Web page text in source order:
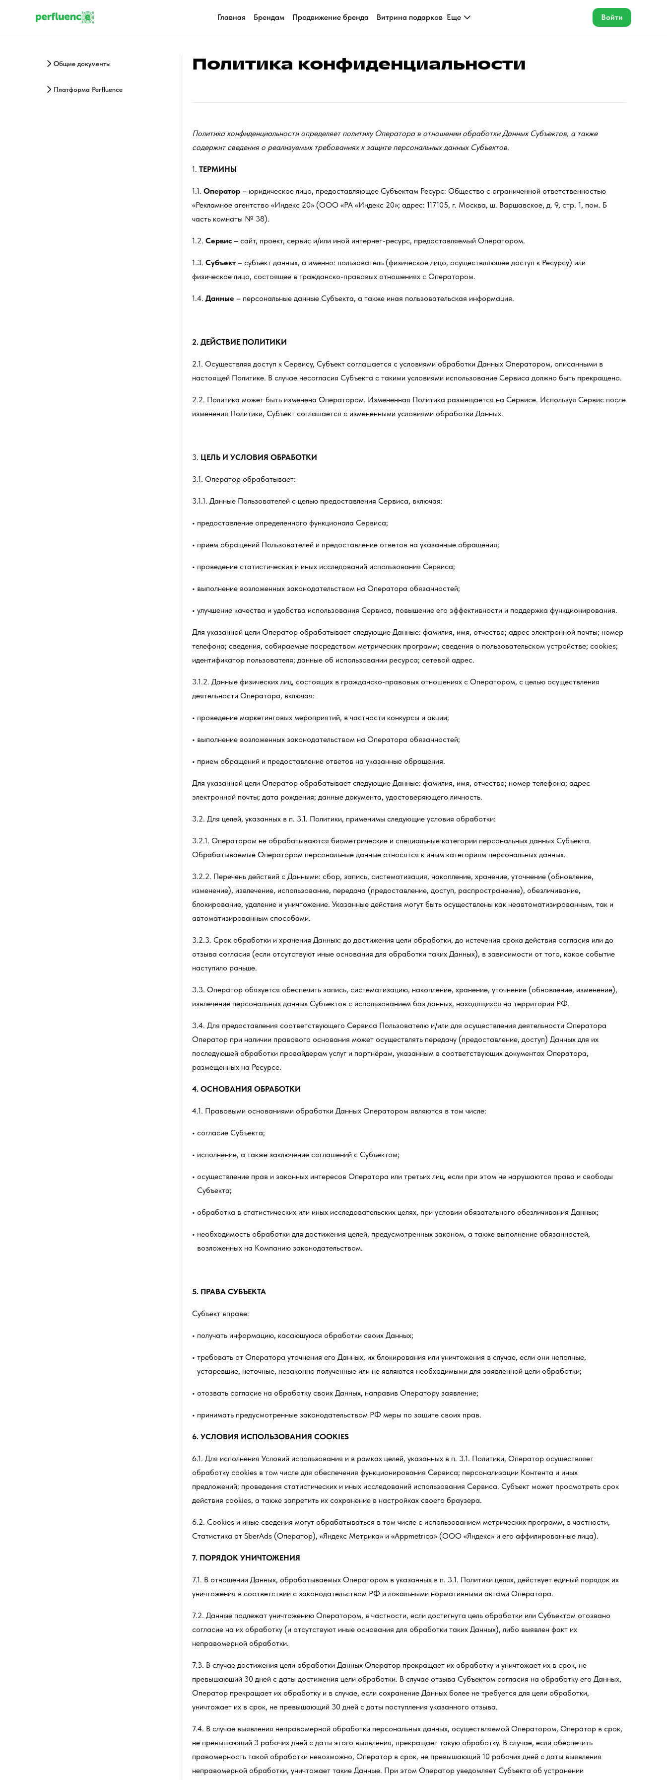
Главная Брендам Продвижение бренда Витрина подарков Еще Войти
Общие документы
Платформа Perfluence
Политика конфиденциальности
Политика конфиденциальности определяет политику Оператора в отношении обработки Данных Субъектов, а также
содержит сведения о реализуемых требованиях к защите персональных данных Субъектов.
1. ТЕРМИНЫ
1.1. Оператор – юридическое лицо, предоставляющее Субъектам Ресурс: Общество с ограниченной ответственностью
«Рекламное агентство «Индекс 20» (ООО «РА «Индекс 20»; адрес: 117105, г. Москва, ш. Варшавское, д. 9, стр. 1, пом. Б
часть комнаты № 38).
1.2. Сервис – сайт, проект, сервис и/или иной интернет-ресурс, предоставляемый Оператором.
1.3. Субъект – субъект данных, а именно: пользователь (физическое лицо, осуществляющее доступ к Ресурсу) или
физическое лицо, состоящее в гражданско-правовых отношениях с Оператором.
1.4. Данные – персональные данные Субъекта, а также иная пользовательская информация.
2. ДЕЙСТВИЕ ПОЛИТИКИ
2.1. Осуществляя доступ к Сервису, Субъект соглашается с условиями обработки Данных Оператором, описанными в
настоящей Политике. В случае несогласия Субъекта с такими условиями использование Сервиса должно быть прекращено.
2.2. Политика может быть изменена Оператором. Измененная Политика размещается на Сервисе. Используя Сервис после
изменения Политики, Субъект соглашается с измененными условиями обработки Данных.
3. ЦЕЛЬ И УСЛОВИЯ ОБРАБОТКИ
3.1. Оператор обрабатывает:
3.1.1. Данные Пользователей с целью предоставления Сервиса, включая:
предоставление определенного функционала Сервиса;
прием обращений Пользователей и предоставление ответов на указанные обращения;
проведение статистических и иных исследований использования Сервиса;
выполнение возложенных законодательством на Оператора обязанностей;
улучшение качества и удобства использования Сервиса, повышение его эффективности и поддержка функционирования.
Для указанной цели Оператор обрабатывает следующие Данные: фамилия, имя, отчество; адрес электронной почты; номер
телефона; сведения, собираемые посредством метрических программ; сведения о пользовательском устройстве; cookies;
идентификатор пользователя; данные об использовании ресурса; сетевой адрес.
3.1.2. Данные физических лиц, состоящих в гражданско-правовых отношениях с Оператором, с целью осуществления
деятельности Оператора, включая:
проведение маркетинговых мероприятий, в частности конкурсы и акции;
выполнение возложенных законодательством на Оператора обязанностей;
прием обращений и предоставление ответов на указанные обращения.
Для указанной цели Оператор обрабатывает следующие Данные: фамилия, имя, отчество; номер телефона; адрес
электронной почты; дата рождения; данные документа, удостоверяющего личность.
3.2. Для целей, указанных в п. 3.1. Политики, применимы следующие условия обработки:
3.2.1. Оператором не обрабатываются биометрические и специальные категории персональных данных Субъекта.
Обрабатываемые Оператором персональные данные относятся к иным категориям персональных данных.
3.2.2. Перечень действий с Данными: сбор, запись, систематизация, накопление, хранение, уточнение (обновление,
изменение), извлечение, использование, передача (предоставление, доступ, распространение), обезличивание,
блокирование, удаление и уничтожение. Указанные действия могут быть осуществлены как неавтоматизированным, так и
автоматизированным способами.
3.2.3. Срок обработки и хранения Данных: до достижения цели обработки, до истечения срока действия согласия или до
отзыва согласия (если отсутствуют иные основания для обработки таких Данных), в зависимости от того, какое событие
наступило раньше.
3.3. Оператор обязуется обеспечить запись, систематизацию, накопление, хранение, уточнение (обновление, изменение),
извлечение персональных данных Субъектов с использованием баз данных, находящихся на территории РФ.
3.4. Для предоставления соответствующего Сервиса Пользователю и/или для осуществления деятельности Оператора
Оператор при наличии правового основания может осуществлять передачу (предоставление, доступ) Данных для их
последующей обработки провайдерам услуг и партнёрам, указанным в соответствующих документах Оператора,
размещенных на Ресурсе.
4. ОСНОВАНИЯ ОБРАБОТКИ
4.1. Правовыми основаниями обработки Данных Оператором являются в том числе:
согласие Субъекта;
исполнение, а также заключение соглашений с Субъектом;
осуществление прав и законных интересов Оператора или третьих лиц, если при этом не нарушаются права и свободы
Субъекта;
обработка в статистических или иных исследовательских целях, при условии обязательного обезличивания Данных;
необходимость обработки для достижения целей, предусмотренных законом, а также выполнение обязанностей,
возложенных на Компанию законодательством.
5. ПРАВА СУБЪЕКТА
Субъект вправе:
получать информацию, касающуюся обработки своих Данных;
требовать от Оператора уточнения его Данных, их блокирования или уничтожения в случае, если они неполные,
устаревшие, неточные, незаконно полученные или не являются необходимыми для заявленной цели обработки;
отозвать согласие на обработку своих Данных, направив Оператору заявление;
принимать предусмотренные законодательством РФ меры по защите своих прав.
6. УСЛОВИЯ ИСПОЛЬЗОВАНИЯ COOKIES
6.1. Для исполнения Условий использования и в рамках целей, указанных в п. 3.1. Политики, Оператор осуществляет
обработку сookies в том числе для обеспечения функционирования Сервиса; персонализации Контента и иных
предложений; проведения статистических и иных исследований использования Сервиса. Субъект может просмотреть срок
действия cookies, а также запретить их сохранение в настройках своего браузера.
6.2. Сookies и иные сведения могут обрабатываться в том числе с использованием метрических программ, в частности,
Статистика от SberAds (Оператор), «Яндекс Метрика» и «Appmetrica» (ООО «Яндекс» и его аффилированные лица).
7. ПОРЯДОК УНИЧТОЖЕНИЯ
7.1. В отношении Данных, обрабатываемых Оператором в указанных в п. 3.1. Политики целях, действует единый порядок их
уничтожения в соответствии с законодательством РФ и локальными нормативными актами Оператора.
7.2. Данные подлежат уничтожению Оператором, в частности, если достигнута цель обработки или Субъектом отозвано
согласие на их обработку (и отсутствуют иные основания для обработки таких Данных), либо выявлен факт их
неправомерной обработки.
7.3. В случае достижения цели обработки Данных Оператор прекращает их обработку и уничтожает их в срок, не
превышающий 30 дней с даты достижения цели обработки. В случае отзыва Субъектом согласия на обработку его Данных,
Оператор прекращает их обработку и в случае, если сохранение Данных более не требуется для цели обработки,
уничтожает их в срок, не превышающий 30 дней с даты поступления указанного отзыва.
7.4. В случае выявления неправомерной обработки персональных данных, осуществляемой Оператором, Оператор в срок,
не превышающий 3 рабочих дней с даты этого выявления, прекращает такую обработку. В случае, если обеспечить
правомерность такой обработки невозможно, Оператор в срок, не превышающий 10 рабочих дней с даты выявления
неправомерной обработки, уничтожает такие Данные. При этом Оператор уведомляет Субъекта об устранении